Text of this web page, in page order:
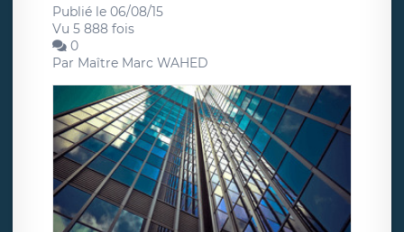
Publié le 06/08/15
Vu 5 888 fois
0
Par Maître Marc WAHED